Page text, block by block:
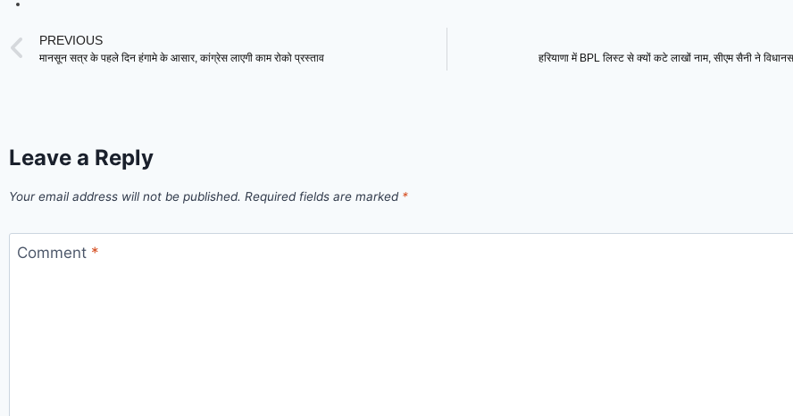
PREVIOUS
मानसून सत्र के पहले दिन हंगामे के आसार, कांग्रेस लाएगी काम रोको प्रस्ताव हरियाणा में BPL लिस्ट से क्यों कटे लाखों नाम, सीएम सैनी ने
Leave a Reply
Your email address will not be published. Required fields are marked *
Comment *